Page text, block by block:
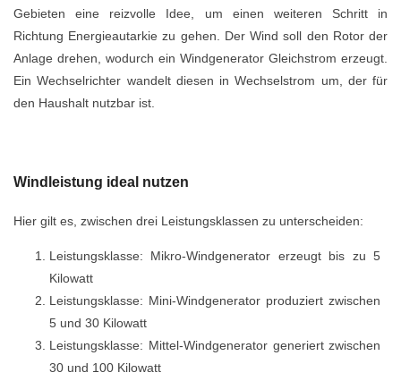
Gebieten eine reizvolle Idee, um einen weiteren Schritt in
Richtung Energieautarkie zu gehen. Der Wind soll den Rotor der
Anlage drehen, wodurch ein Windgenerator Gleichstrom erzeugt.
Ein Wechselrichter wandelt diesen in Wechselstrom um, der für
den Haushalt nutzbar ist.
Windleistung ideal nutzen
Hier gilt es, zwischen drei Leistungsklassen zu unterscheiden:
Leistungsklasse: Mikro-Windgenerator erzeugt bis zu 5
Kilowatt
Leistungsklasse: Mini-Windgenerator produziert zwischen
5 und 30 Kilowatt
Leistungsklasse: Mittel-Windgenerator generiert zwischen
30 und 100 Kilowatt